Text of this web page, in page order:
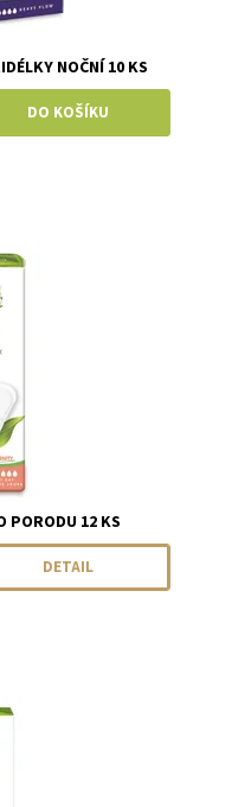
NOČNÍ 10 KS
PORODU 12 KS
DETAIL